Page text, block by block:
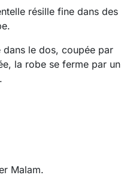
résille fine dans des
dans le dos, coupée par
la robe se ferme par un
Malam.